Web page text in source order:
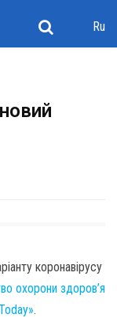
Ru
коронавірусу
охорони здоров’я
.